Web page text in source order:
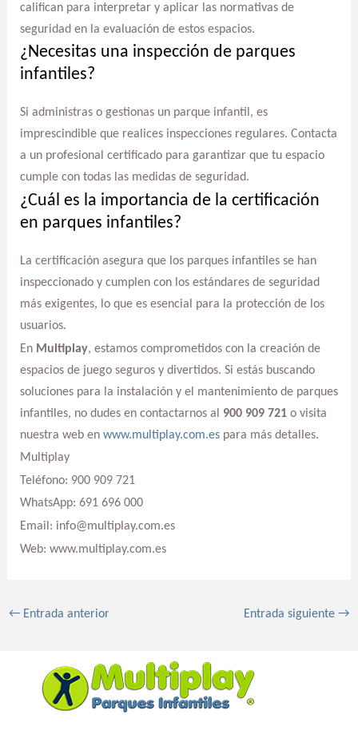
califican para interpretar y aplicar las normativas de
seguridad en la evaluación de estos espacios.
¿Necesitas una inspección de parques
infantiles?
Si administras o gestionas un parque infantil, es
imprescindible que realices inspecciones regulares. Contacta
a un profesional certificado para garantizar que tu espacio
cumple con todas las medidas de seguridad.
¿Cuál es la importancia de la certificación
en parques infantiles?
La certificación asegura que los parques infantiles se han
inspeccionado y cumplen con los estándares de seguridad
más exigentes, lo que es esencial para la protección de los
usuarios.
En Multiplay, estamos comprometidos con la creación de
espacios de juego seguros y divertidos. Si estás buscando
soluciones para la instalación y el mantenimiento de parques
infantiles, no dudes en contactarnos al 900 909 721o visita
nuestra web en www.multiplay.com.espara más detalles.
Multiplay
Teléfono: 900 909 721
WhatsApp: 691 696 000
Email: info@multiplay.com.es
Web: www.multiplay.com.es
←Entrada anterior Entrada siguiente→